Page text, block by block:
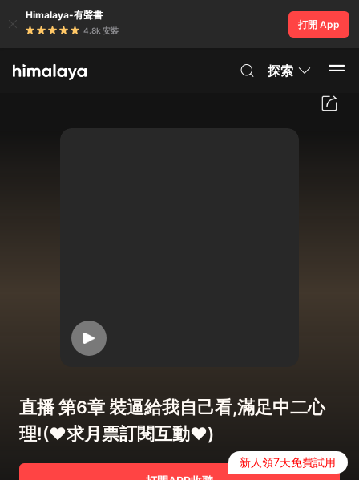
Himalaya-有聲書
4.8k 安裝
打開 App
探索
直播 第6章 裝逼給我自己看,滿足中二心
理!(♥️求月票訂閱互動♥️)
新人領7天免費試用